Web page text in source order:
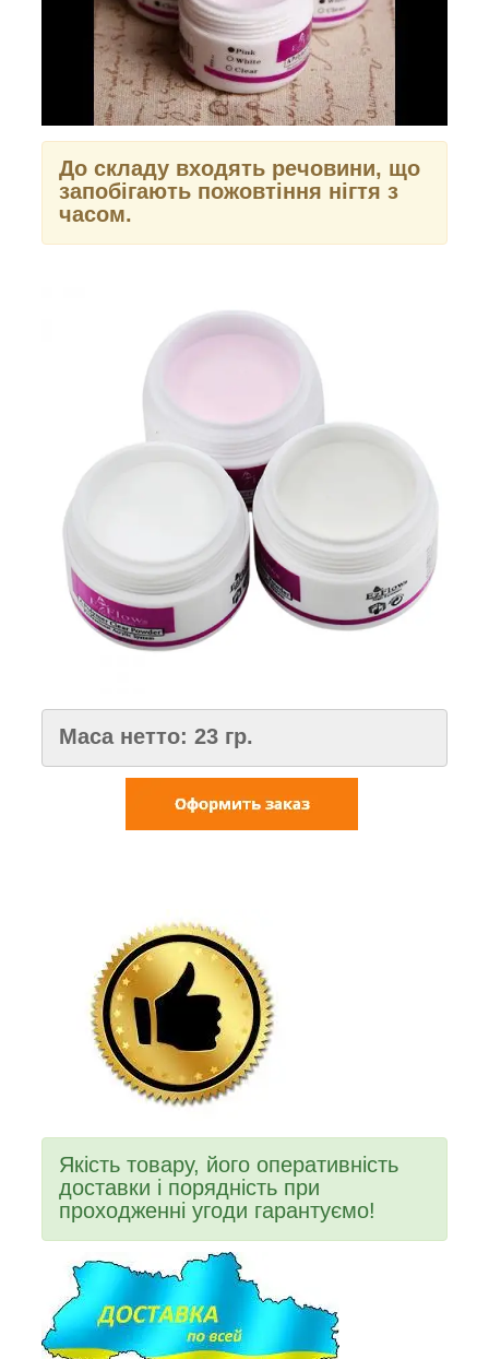
До складу входять речовини, що
запобігають пожовтіння нігтя з
часом.
Маса нетто: 23 гр.
Якість товару, його оперативність
доставки і порядність при
проходженні угоди гарантуємо!